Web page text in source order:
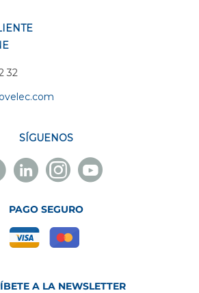
32
SÍGUENOS
Linkedin
Novelec
Instagram
Novelec
Youtube
Novelec
PAGO SEGURO
A LA NEWSLETTER